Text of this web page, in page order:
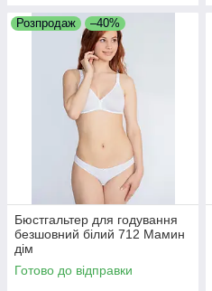
Розпродаж –40%
Бюстгальтер для годування
безшовний білий 712 Мамин
дім
Готово до відправки